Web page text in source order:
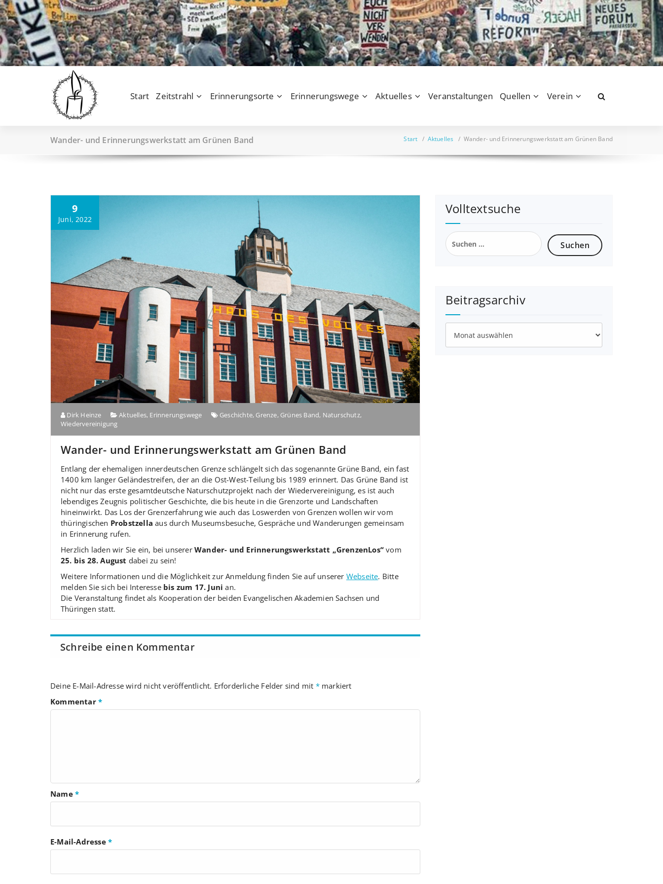
Zum
Inhalt
springen
Start Zeitstrahl Erinnerungsorte Erinnerungswege Aktuelles Veranstaltungen Quellen Verein
Wander- und Erinnerungswerkstatt am Grünen Band Start / Aktuelles / Wander- und Erinnerungswerkstatt am Grünen Band
9
Juni, 2022
Dirk Heinze Aktuelles, Erinnerungswege Geschichte, Grenze, Grünes Band, Naturschutz,
Wiedervereinigung
Wander- und Erinnerungswerkstatt am Grünen Band
Entlang der ehemaligen innerdeutschen Grenze schlängelt sich das sogenannte Grüne Band, ein fast
1400 km langer Geländestreifen, der an die Ost-West-Teilung bis 1989 erinnert. Das Grüne Band ist
nicht nur das erste gesamtdeutsche Naturschutzprojekt nach der Wiedervereinigung, es ist auch
lebendiges Zeugnis politischer Geschichte, die bis heute in die Grenzorte und Landschaften
hineinwirkt. Das Los der Grenzerfahrung wie auch das Loswerden von Grenzen wollen wir vom
thüringischen Probstzella aus durch Museumsbesuche, Gespräche und Wanderungen gemeinsam
in Erinnerung rufen.
Herzlich laden wir Sie ein, bei unserer Wander- und Erinnerungswerkstatt „GrenzenLos“ vom
25. bis 28. August dabei zu sein!
Weitere Informationen und die Möglichkeit zur Anmeldung finden Sie auf unserer Webseite. Bitte
melden Sie sich bei Interesse bis zum 17. Juni an.
Die Veranstaltung findet als Kooperation der beiden Evangelischen Akademien Sachsen und
Thüringen statt.
Schreibe einen Kommentar
Deine E-Mail-Adresse wird nicht veröffentlicht. Erforderliche Felder sind mit *markiert
Kommentar *
Name *
E-Mail-Adresse *
Volltextsuche
Suchen
nach:
Beitragsarchiv